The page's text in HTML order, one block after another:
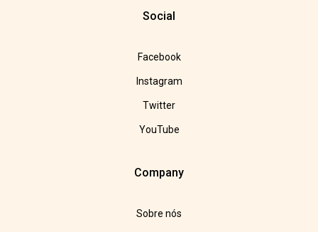
Social
Facebook
Instagram
Twitter
YouTube
Company
Sobre nós